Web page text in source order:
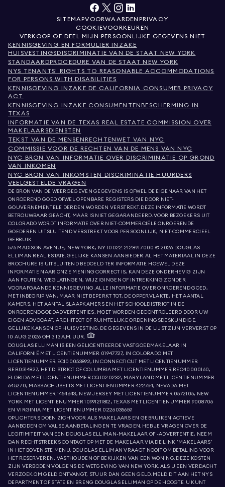
SITEMAPVOORWAARDEN PRIVACY
COOKIEVOORKEUREN
VERKOOP OF DEEL MIJN PERSOONLIJKE GEGEVENS NIET
KENNISGEVING EN FORMULIER INZAKE
HUISVESTINGSDISCRIMINATIE VAN DE STAAT NEW YORK
STANDAARDPROCEDURE VAN DE STAAT NEW YORK
NYS TENANTS' RIGHTS TO REASONABLE ACCOMMODATIONS
FOR PERSONS WITH DISABILITIES
KENNISGEVING INZAKE DE CALIFORNIA CONSUMER PRIVACY
ACT
KENNISGEVING INZAKE CONSUMENTENBESCHERMING IN
TEXAS
INFORMATIE VAN DE TEXAS REAL ESTATE COMMISSION OVER
MAKELAARSDIENSTEN
TEKST VAN DE MENSENRECHTENWET VAN NYC
COMMISSIE VOOR DE RECHTEN VAN DE MENS VAN NYC
NYC BRON VAN INFORMATIE OVER DISCRIMINATIE OP GROND
VAN INKOMEN
NYC BRON VAN INKOMSTEN DISCRIMINATIE HUURDERS
VEELGESTELDE VRAGEN
DE BRON VAN DE WEERGEGEVEN GEGEVENS IS OFWEL DE EIGENAAR VAN HET
ONROEREND GOED OFWEL OPENBARE REGISTERS DIE DOOR NIET-
GOUVERNEMENTELE DERDEN WORDEN VERSTREKT. DEZE INFORMATIE WORDT
BETROUWBAAR GEACHT, MAAR IS NIET GEGARANDEERD. VOOR BEZOEKERS UIT
COLORADO WORDT INFORMATIE OVER NIET-COMMERCIËLE ONROERENDE
GOEDEREN UITSLUITEND VERSTREKT VOOR PERSOONLIJK, NIET-COMMERCIEEL
GEBRUIK.
575 MADISON AVENUE, NEW YORK, NY 10022.212.891.7000 © 2026 DOUGLAS
ELLIMAN REAL ESTATE. GELIJKE KANSEN AANBIEDER. AL HET MATERIAAL IN DEZE
BROCHURE IS UITSLUITEND BEDOELD TER INFORMATIE. HOEWEL DEZE
INFORMATIE NAAR ONZE MENING CORRECT IS, KAN DEZE ONDERHEVIG ZIJN
AAN FOUTEN, WEGLATINGEN, WIJZIGINGEN OF INTREKKING ZONDER
VOORAFGAANDE KENNISGEVING. ALLE INFORMATIE OVER ONROEREND GOED,
MET INBEGRIP VAN, MAAR NIET BEPERKT TOT, DE OPPERVLAKTE, HET AANTAL
KAMERS, HET AANTAL SLAAPKAMERS EN HET SCHOOLDISTRICT IN DE
ONROERENDGOEDADVERTENTIES, MOET WORDEN GECONTROLEERD DOOR UW
EIGEN ADVOCAAT, ARCHITECT OF RUIMTELIJKE ORDENINGSDESKUNDIGE.
GELIJKE KANSEN OP HUISVESTING. DE GEGEVENS IN DE LIJST ZIJN VERVERST OP
10 AUG. 2026 OM 3:13 A.M. UUR.
DOUGLAS ELLIMAN IS EEN GELICENTIEERDE VASTGOEDMAKELAAR IN
CALIFORNIË MET LICENTIENUMMER 01947727, IN COLORADO MET
LICENTIENUMMER EC100053892, IN CONNECTICUT MET LICENTIENUMMER
REB.0314827, HET DISTRICT OF COLUMBIA MET LICENTIENUMMER REO40000160,
FLORIDA MET LICENTIENUMMER CQ1020232, MARYLAND MET LICENTIENUMMER
645270, MASSACHUSETTS MET LICENTIENUMMER 422764, NEVADA MET
LICENTIENUMMER 1454643, NEW JERSEY MET LICENTIENUMMER 0572105, NEW
YORK MET LICENTIENUMMER 10991211812, TEXAS MET LICENTIENUMMER 9008706
EN VIRGINIA MET LICENTIENUMMER 0226035659.
OPLICHTERS DOEN ZICH VOOR ALS MAKELAARS EN GEBRUIKEN ACTIEVE
AANBODEN OM VALSE AANBETALINGEN TE VRAGEN. HEB JE VRAGEN OVER DE
LEGITIMITEIT VAN EEN DOUGLAS ELLIMAN-MAKELAAR OF -ADVERTENTIE, NEEM
DAN RECHTSTREEKS CONTACT OP MET DE MAKELAAR VIA DE LINK 'MAKELAARS'
IN HET BOVENSTE MENU. DOUGLAS ELLIMAN VRAAGT NOOIT OM BETALING VOOR
HET RESERVEREN, VASTHOUDEN OF BEKIJKEN VAN EEN WONING. DEZE KOSTEN
ZIJN VERBODEN VOLGENS DE WETGEVING VAN NEW YORK. ALS U EEN VERDACHT
VERZOEK OM GELD ONTVANGT, STUUR DAN GEEN GELD. MELD DIT AAN HET NYS
DEPARTMENT OF STATE EN BRENG DOUGLAS ELLIMAN OP DE HOOGTE. U KUNT